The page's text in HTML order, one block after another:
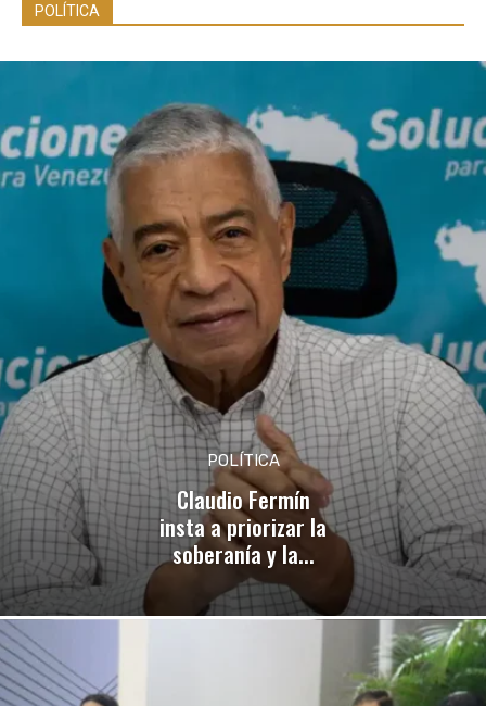
POLÍTICA
POLÍTICA
Claudio Fermín
insta a priorizar la
soberanía y la...